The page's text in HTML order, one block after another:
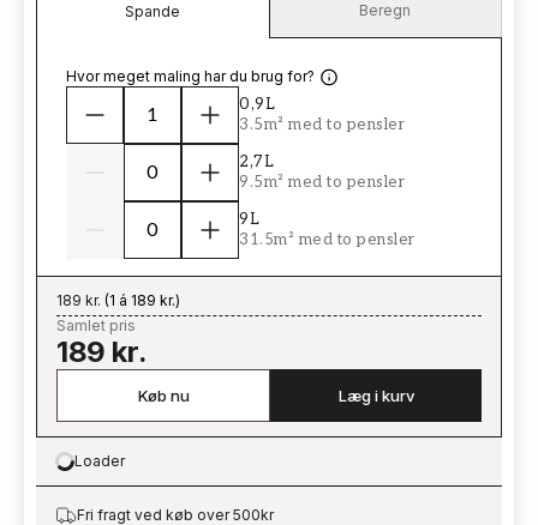
Spande Beregn
Hvor meget maling har du brug for?
0,9L
3.5m² med to pensler
2,7L
9.5m² med to pensler
9L
31.5m² med to pensler
189 kr. (1 á 189 kr.)
Samlet pris
189 kr.
Køb nu Læg i kurv
Loading…
Loader
Fri fragt ved køb over 500kr